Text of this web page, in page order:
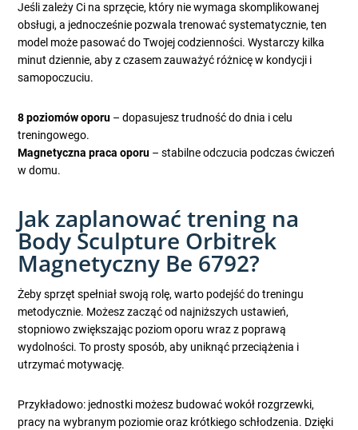
Jeśli zależy Ci na sprzęcie, który nie wymaga skomplikowanej
obsługi, a jednocześnie pozwala trenować systematycznie, ten
model może pasować do Twojej codzienności. Wystarczy kilka
minut dziennie, aby z czasem zauważyć różnicę w kondycji i
samopoczuciu.
8 poziomów oporu – dopasujesz trudność do dnia i celu
treningowego.
Magnetyczna praca oporu – stabilne odczucia podczas ćwiczeń
w domu.
Jak zaplanować trening na
Body Sculpture Orbitrek
Magnetyczny Be 6792?
Żeby sprzęt spełniał swoją rolę, warto podejść do treningu
metodycznie. Możesz zacząć od najniższych ustawień,
stopniowo zwiększając poziom oporu wraz z poprawą
wydolności. To prosty sposób, aby uniknąć przeciążenia i
utrzymać motywację.
Przykładowo: jednostki możesz budować wokół rozgrzewki,
pracy na wybranym poziomie oraz krótkiego schłodzenia. Dzięki